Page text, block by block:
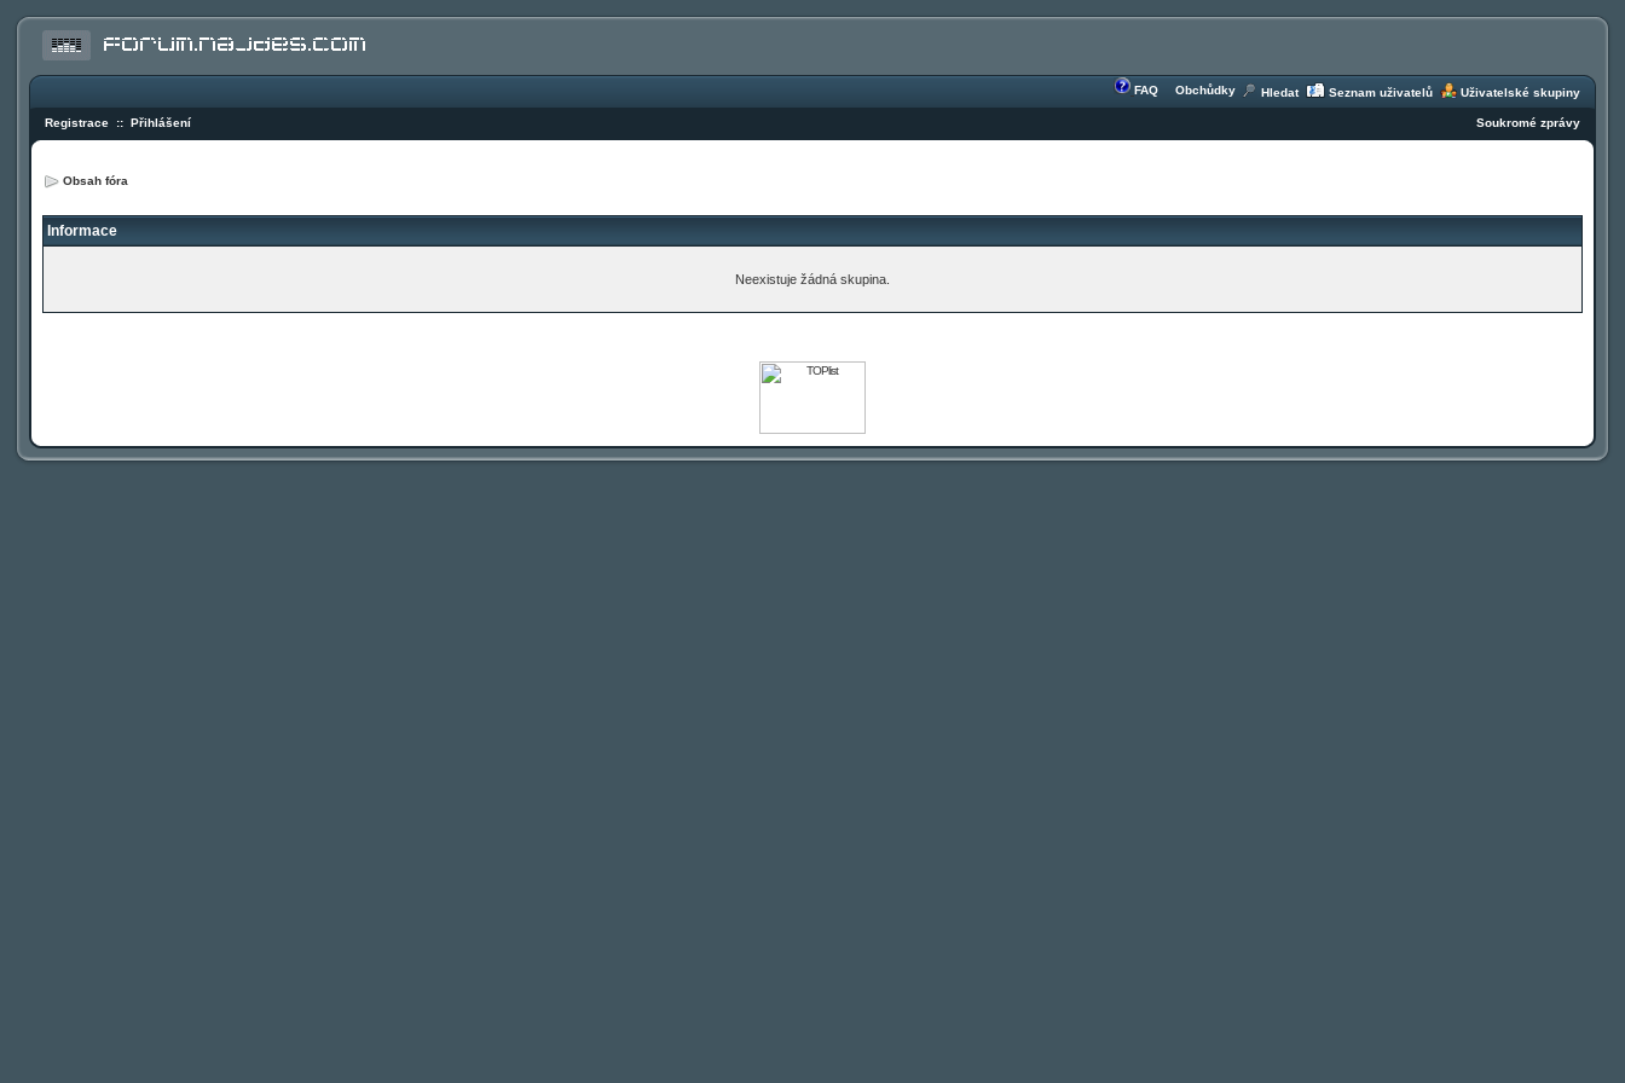
FAQ Obchůdky Hledat Seznam uživatelů Uživatelské skupiny
Registrace :: Přihlášení Soukromé zprávy
Obsah fóra
Informace
Neexistuje žádná skupina.